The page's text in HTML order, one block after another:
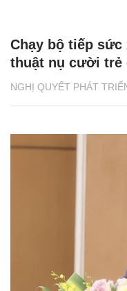
NGHỊ QUYẾT PHÁT
Chạy bộ tiếp sức
thuật nụ cười trẻ